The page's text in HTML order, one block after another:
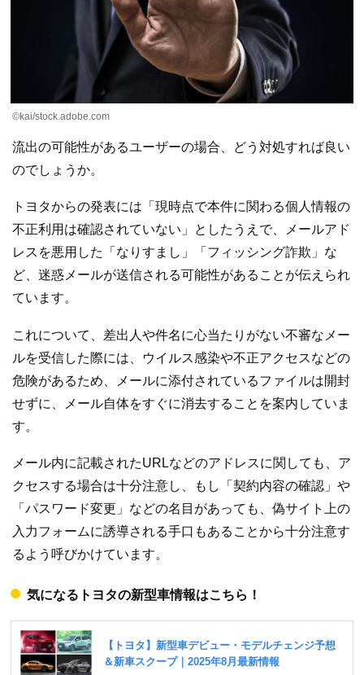
©kai/stock.adobe.com
流出の可能性があるユーザーの場合、どう対処すれば良い
のでしょうか。
トヨタからの発表には「現時点で本件に関わる個人情報の
不正利用は確認されていない」としたうえで、メールアド
レスを悪用した「なりすまし」「フィッシング詐欺」な
ど、迷惑メールが送信される可能性があることが伝えられ
ています。
これについて、差出人や件名に心当たりがない不審なメー
ルを受信した際には、ウイルス感染や不正アクセスなどの
危険があるため、メールに添付されているファイルは開封
せずに、メール自体をすぐに消去することを案内していま
す。
メール内に記載されたURLなどのアドレスに関しても、ア
クセスする場合は十分注意し、もし「契約内容の確認」や
「パスワード変更」などの名目があっても、偽サイト上の
入力フォームに誘導される手口もあることから十分注意す
るよう呼びかけています。
気になるトヨタの新型車情報はこちら！